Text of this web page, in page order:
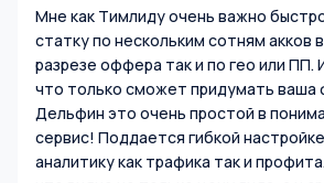
Мне как Тимлиду очень важно
статку по нескольким сотням акков
разрезе оффера так и по гео или ПП.
что только сможет придумать ваша
Дельфин это очень простой в
сервис! Поддается гибкой
аналитику как трафика так и